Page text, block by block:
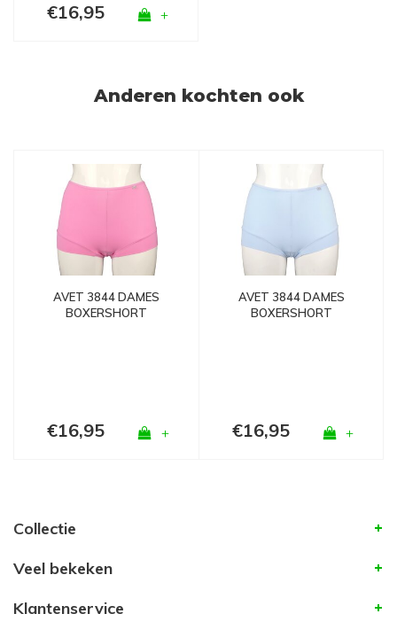
€16,95 +
Anderen kochten ook
AVET 3844 DAMES
BOXERSHORT
€16,95 +
AVET 3844 DAMES
BOXERSHORT
€16,95 +
Collectie
Veel bekeken
Klantenservice